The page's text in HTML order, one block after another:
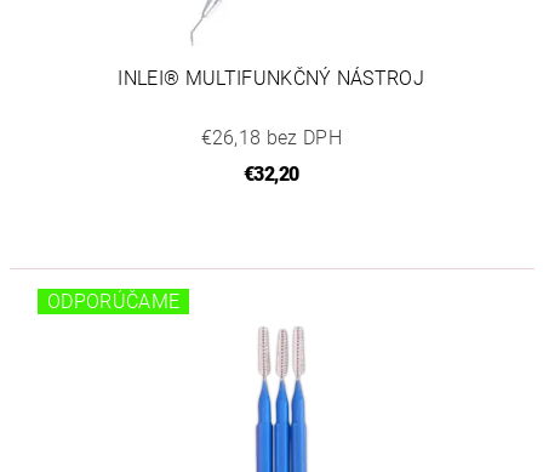
INLEI® MULTIFUNKČNÝ NÁSTROJ
€26,18 bez DPH
€32,20
ODPORÚČAME